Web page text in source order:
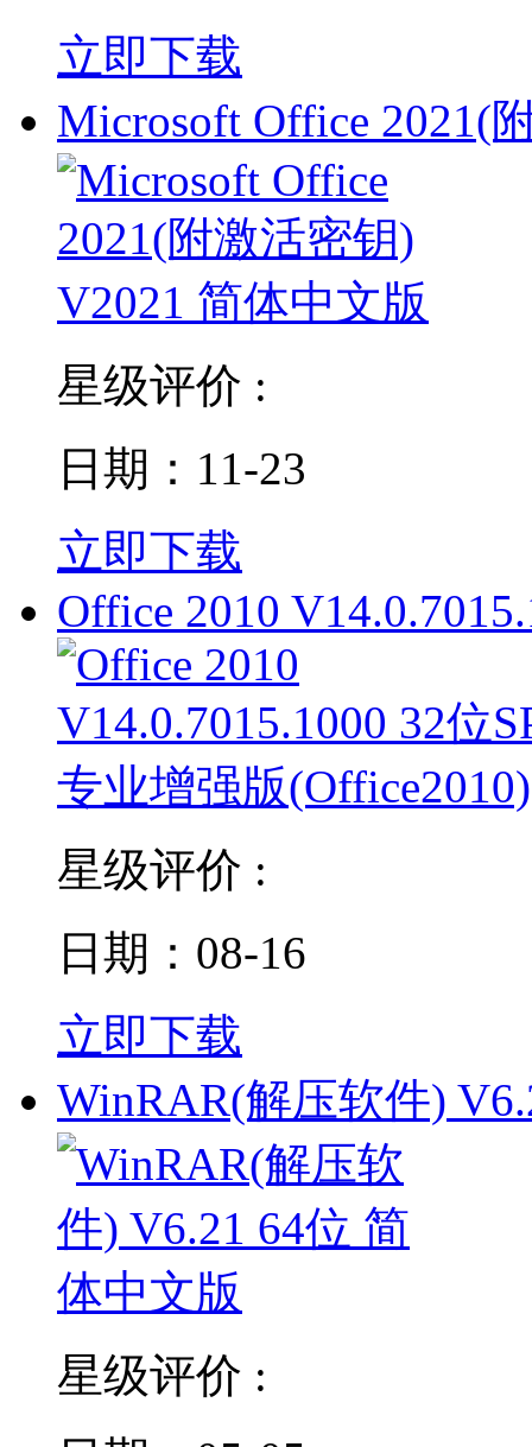
立即下载
Microsoft Office 2021(
星级评价 :
日期：11-23
立即下载
Office 2010
星级评价 :
日期：08-16
立即下载
WinRAR(解压软件)
星级评价 :